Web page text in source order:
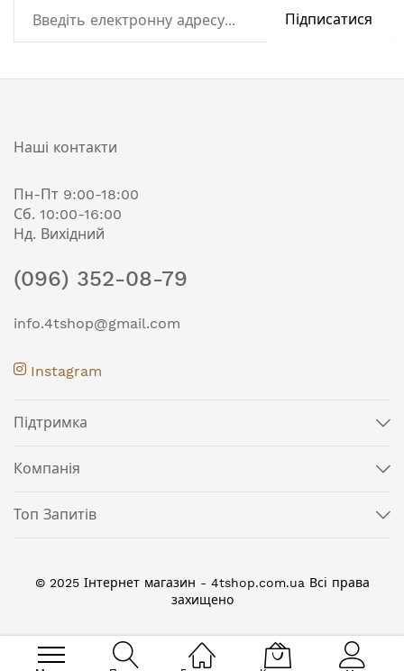
Підписатися
Наші контакти
Пн-Пт 9:00-18:00
Сб. 10:00-16:00
Нд. Вихідний
(096) 352-08-79
info.4tshop@gmail.com
Instagram
Підтримка
Компанія
Топ Запитів
© 2025 Інтернет магазин - 4tshop.com.ua Всі права
захищено